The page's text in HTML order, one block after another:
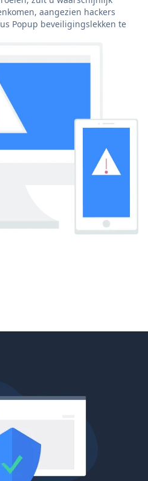
aangezien hackers
Popup beveiligingslekken te